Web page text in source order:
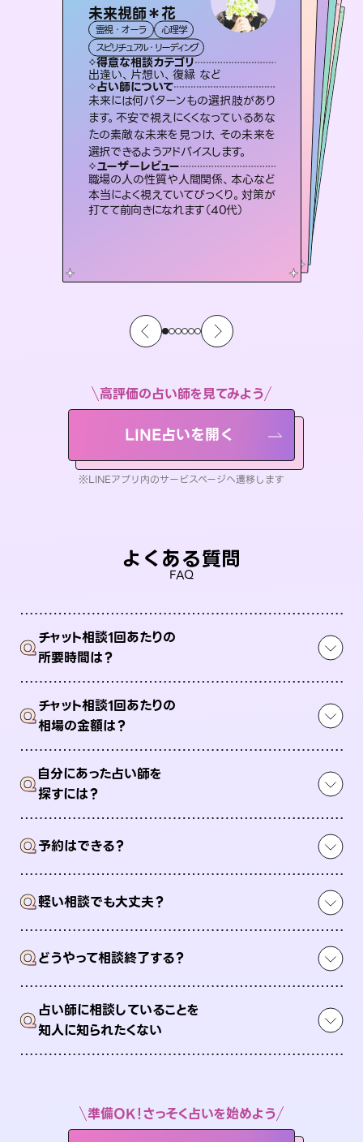
未来視師＊花
霊視・オーラ
心理学
スピリチュアル・リーディング
得意な相談カテゴリ
出逢い、片想い、復縁 など
占い師について
未来には何パターンもの選択肢があり
ます。不安で視えにくくなっているあな
たの素敵な未来を見つけ、その未来を
選択できるようアドバイスします。
ユーザーレビュー
職場の人の性質や人間関係、本心など
本当によく視えていてびっくり。対策が
打てて前向きになれます（40代）
おう 霊感オラクル
霊視・オーラ
オラクルカード
得意な相談カテゴリ
恋愛総合、あの人の気持ち など
占い師について
霊視×オラクルカードを使って「今」と
「未来」そして「気になるあの人の気持
ち」まで丁寧に読み解き、恋や人生のヒ
ントを優しく引き出します。
ユーザーレビュー
不安な気持ちが嘘みたいに晴れまし
た…！よく視えていらっしゃるんだなと
感じました（40代 女性）
アイリス -iris-
西洋占星術 タロット
ルーン
得意な相談カテゴリ
恋愛総合、片想い、二人の未来 など
占い師について
復縁、恋愛、不倫の行方、同性愛や片
思い、仕事関係や借金問題まで知りた
いことや心の負担になっていることを
紐解き、背中をそっと押して導きます。
ユーザーレビュー
安心感のあり、言い切ってくれる所や濁
さない鑑定のおかげで、毎回自分の気
持ちを整えられます（30代 男性）
彗望（すいぼう
霊視・オーラ
スピリチュアル・リーディング
得意な相談カテゴリ
片想い、あの人の気持ち、復縁 など
占い師について
3,700年以上の歴史を持つ東洋最古の占術「易占」で詳細まで占い、幸せへ向かう道筋を示します。厳しい結果にも具体的な対策をお伝えします。
ユーザーレビュー
複雑な背景もしっかり聞いて鑑定して
いただけました。気持ちが楽になりまし
た（50代 女性）
桃源珠羽
霊視・オーラ
スピリチュアル・リーディング
得意な相談カテゴリ
片想い、あの人の気持ち、復縁 など
占い師について
恋愛のお悩みの中でも特に「曖昧な関
係」の相談を得意としており、友達以上
恋人未満なお相手との今後や本音を丁
寧に読み解き恋愛成就へと導きます。
ユーザーレビュー
鑑定していただいてアドバイス通りに行
動すると仲が復活してきました。ありが
とうございました（40代 女性）
セラピスト理恵
霊視・オーラ タロット
スピリチュアル・リーディング
得意な相談カテゴリ
片想い、二人の未来、年の差 など
占い師について
連絡再開、復縁、成就などの報告実績
多数。セラピストとして2万超の施術経
験があるからこそできる鑑定で、より良
い未来をサポートします。
ユーザーレビュー
とても心温まる鑑定でした。しかもこち
らは何も言っていないのに視えていらっ
しゃるんだなと驚きです（30代女性）
高評価の占い師を見てみよう
LINE占いを開く
※LINEアプリ内のサービスページへ遷移します
よくある質問
FAQ
Qチャット相談1回あたりの
所要時間は？
Qチャット相談1回あたりの
相場の金額は？
Q自分にあった占い師を
探すには？
Q予約はできる？
Q軽い相談でも大丈夫？
Qどうやって相談終了する？
Q占い師に相談していることを
知人に知られたくない
準備OK！さっそく占いを始めよう